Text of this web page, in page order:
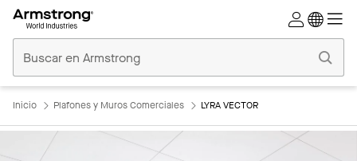
Comerciales
Inicio
Inicio Plafones y Muros Comerciales LYRA VECTOR